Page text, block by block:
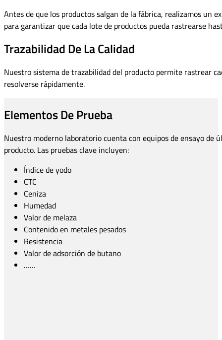
Antes de que los productos salgan de la fábrica, realizamos un
para garantizar que cada lote de productos pueda rastrearse
Trazabilidad De La Calidad
Nuestro sistema de trazabilidad del producto permite rastrear
resolverse rápidamente.
Elementos De Prueba
Nuestro moderno laboratorio cuenta con equipos de ensayo
producto. Las pruebas clave incluyen:
Índice de yodo
CTC
Ceniza
Humedad
Valor de melaza
Contenido en metales pesados
Resistencia
Valor de adsorción de butano
……